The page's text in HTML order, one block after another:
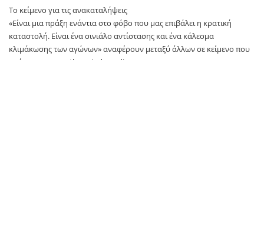
Το κείμενο για τις ανακαταλήψεις
«Είναι μια πράξη ενάντια στο φόβο που μας επιβάλει η κρατική
καταστολή. Είναι ένα σινιάλο αντίστασης και ένα κάλεσμα
κλιμάκωσης των αγώνων» αναφέρουν μεταξύ άλλων σε κείμενο που
ανήρτησαν στο athens.indymedia.org.